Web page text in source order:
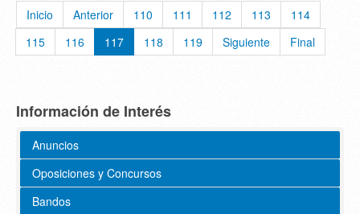
Inicio Anterior 110 111 112 113
114
115
116 117 118 119 Siguiente Final
Información de Interés
Anuncios
Oposiciones y Concursos
Bandos